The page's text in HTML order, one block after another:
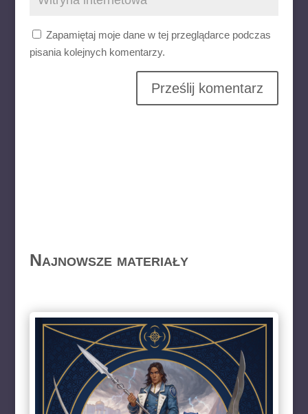
Zapamiętaj moje dane w tej przeglądarce podczas
pisania kolejnych komentarzy.
Najnowsze materiały